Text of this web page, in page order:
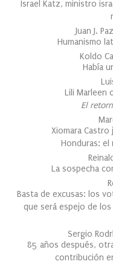
Israel Katz, ministro
Juan J.
Humanismo
Koldo
Había
Lili Marleen
El
Xiomara
Honduras: el
La sospecha
Basta de excusas: los
que será espejo de
Sergio
85 años después,
contribución